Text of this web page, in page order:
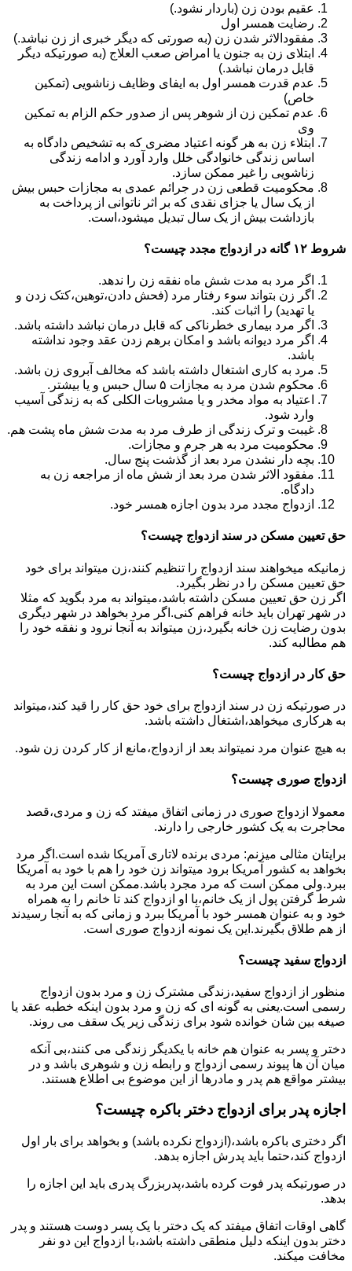
عقیم بودن زن (باردار نشود.)
رضایت همسر اول
مفقودالاثر شدن زن (به صورتی که دیگر خبری از زن نباشد.)
ابتلای زن به جنون یا امراض صعب العلاج (به صورتیکه دیگر
قابل درمان نباشد.)
عدم قدرت همسر اول به ایفای وظایف زناشویی (تمکین
خاص)
عدم تمکین زن از شوهر پس از صدور حکم الزام به تمکین
وی
ابتلاء زن به هر گونه اعتیاد مضری که به تشخیص دادگاه به
اساس زندگی خانوادگی خلل وارد آورد و ادامه زندگی
زناشویی را غیر ممکن سازد.
محکومیت قطعی زن در جرائم عمدی به مجازات حبس بیش
از یک سال یا جزای نقدی که بر اثر ناتوانی از پرداخت به
بازداشت بیش از یک سال تبدیل می‎شود،است.
شروط ۱۲ گانه در ازدواج مجدد چیست؟
اگر مرد به مدت شش ماه نفقه زن را ندهد.
اگر زن بتواند سوء رفتار مرد (فحش دادن،توهین،کتک زدن و
یا تهدید) را اثبات کند.
اگر مرد بیماری خطرناکی که قابل درمان نباشد داشته باشد.
اگر مرد دیوانه باشد و امکان برهم زدن عقد وجود نداشته
باشد.
مرد به کاری اشتغال داشته باشد که مخالف آبروی زن باشد.
محکوم شدن مرد به مجازات ۵ سال حبس و یا بیشتر.
اعتیاد به مواد مخدر و یا مشروبات الکلی که به زندگی آسیب
وارد شود.
غیبت و ترک زندگی از طرف مرد به مدت شش ماه پشت هم.
محکومیت مرد به هر جرم و مجازات.
بچه دار نشدن مرد بعد از گذشت پنج سال.
مفقود الاثر شدن مرد بعد از شش ماه از مراجعه زن به
دادگاه.
ازدواج مجدد مرد بدون اجازه همسر خود.
حق تعیین مسکن در سند ازدواج چیست؟
زمانیکه میخواهند سند ازدواج را تنظیم کنند،زن میتواند برای خود
حق تعیین مسکن را در نظر بگیرد.
اگر زن حق تعیین مسکن داشته باشد،میتواند به مرد بگوید که مثلا
در شهر تهران باید خانه فراهم کنی.اگر مرد بخواهد در شهر دیگری
بدون رضایت زن خانه بگیرد،زن میتواند به آنجا نرود و نفقه خود را
هم مطالبه کند.
حق کار در ازدواج چیست؟
در صورتیکه زن در سند ازدواج برای خود حق کار را قید کند،میتواند
به هرکاری میخواهد،اشتغال داشته باشد.
به هیچ عنوان مرد نمیتواند بعد از ازدواج،مانع از کار کردن زن شود.
ازدواج صوری چیست؟
معمولا ازدواج صوری در زمانی اتفاق میفتد که زن و مردی،قصد
محاجرت به یک کشور خارجی را دارند.
برایتان مثالی میزنم: مردی برنده لاتاری آمریکا شده است.اگر مرد
بخواهد به کشور آمریکا برود میتواند زن خود را هم با خود به آمریکا
ببرد.ولی ممکن است که مرد مجرد باشد.ممکن است این مرد به
شرط گرفتن پول از یک خانم،با او ازدواج کند تا خانم را به همراه
خود و به عنوان همسر خود با آمریکا ببرد و زمانی که به آنجا رسیدند
از هم طلاق بگیرند.این یک نمونه ازدواج صوری است.
ازدواج سفید چیست؟
منظور از ازدواج سفید،زندگی مشترک زن و مرد بدون ازدواج
رسمی است.یعنی به گونه ای که زن و مرد بدون اینکه خطبه عقد یا
صیغه بین شان خوانده شود برای زندگی زیر یک سقف می روند.
دختر و پسر به عنوان هم خانه با یکدیگر زندگی می کنند،بی آنکه
میان آن ها پیوند رسمی ازدواج و رابطه زن و شوهری باشد و در
بیشتر مواقع هم پدر و مادرها از این موضوع بی اطلاع هستند.
اجازه پدر برای ازدواج دختر باکره چیست؟
اگر دختری باکره باشد،(ازدواج نکرده باشد) و بخواهد برای بار اول
ازدواج کند،حتما باید پدرش اجازه بدهد.
در صورتیکه پدر فوت کرده باشد،پدربزرگ پدری باید این اجازه را
بدهد.
گاهی اوقات اتفاق میفتد که یک دختر با یک پسر دوست هستند و پدر
دختر بدون اینکه دلیل منطقی داشته باشد،با ازدواج این دو نفر
مخافت میکند.